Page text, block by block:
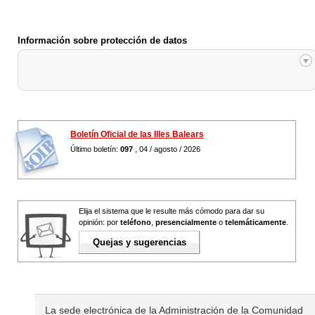
Información sobre protección de datos
Boletín Oficial de las Illes Balears
Último boletín: 097 , 04 / agosto / 2026
Elija el sistema que le resulte más cómodo para dar su
opinión: por teléfono presencialmente o telemáticamente
Quejas y sugerencias
La sede electrónica de la Administración de la Comunidad